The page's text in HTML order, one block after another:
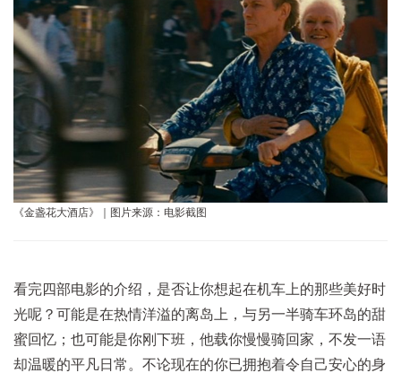
《金盏花大酒店》｜图片来源：电影截图
看完四部电影的介绍，是否让你想起在机车上的那些美好时
光呢？可能是在热情洋溢的离岛上，与另一半骑车环岛的甜
蜜回忆；也可能是你刚下班，他载你慢慢骑回家，不发一语
却温暖的平凡日常。不论现在的你已拥抱着令自己安心的身